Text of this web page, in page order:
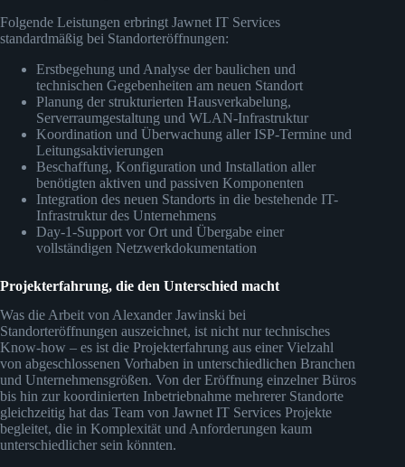
Folgende Leistungen erbringt Jawnet IT Services
standardmäßig bei Standorteröffnungen:
Erstbegehung und Analyse der baulichen und
technischen Gegebenheiten am neuen Standort
Planung der strukturierten Hausverkabelung,
Serverraumgestaltung und WLAN-Infrastruktur
Koordination und Überwachung aller ISP-Termine und
Leitungsaktivierungen
Beschaffung, Konfiguration und Installation aller
benötigten aktiven und passiven Komponenten
Integration des neuen Standorts in die bestehende IT-
Infrastruktur des Unternehmens
Day-1-Support vor Ort und Übergabe einer
vollständigen Netzwerkdokumentation
Projekterfahrung, die den Unterschied macht
Was die Arbeit von Alexander Jawinski bei
Standorteröffnungen auszeichnet, ist nicht nur technisches
Know-how – es ist die Projekterfahrung aus einer Vielzahl
von abgeschlossenen Vorhaben in unterschiedlichen Branchen
und Unternehmensgrößen. Von der Eröffnung einzelner Büros
bis hin zur koordinierten Inbetriebnahme mehrerer Standorte
gleichzeitig hat das Team von Jawnet IT Services Projekte
begleitet, die in Komplexität und Anforderungen kaum
unterschiedlicher sein könnten.